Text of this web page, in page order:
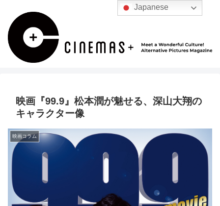
映画『99.9』松本潤が魅せる、深山大翔の
キャラクター像
映画コラム
Japanese